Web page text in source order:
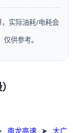
实际油耗/电耗会
供参考。
南龙高速 ➤ 大广